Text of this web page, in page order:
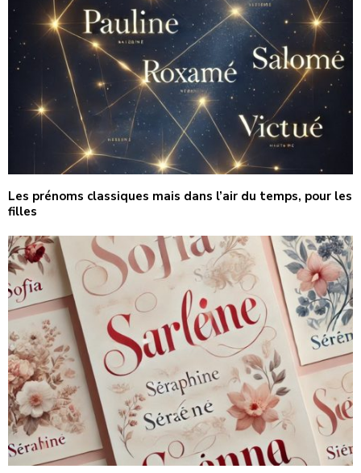
Les prénoms classiques mais dans l’air du temps, pour les
filles